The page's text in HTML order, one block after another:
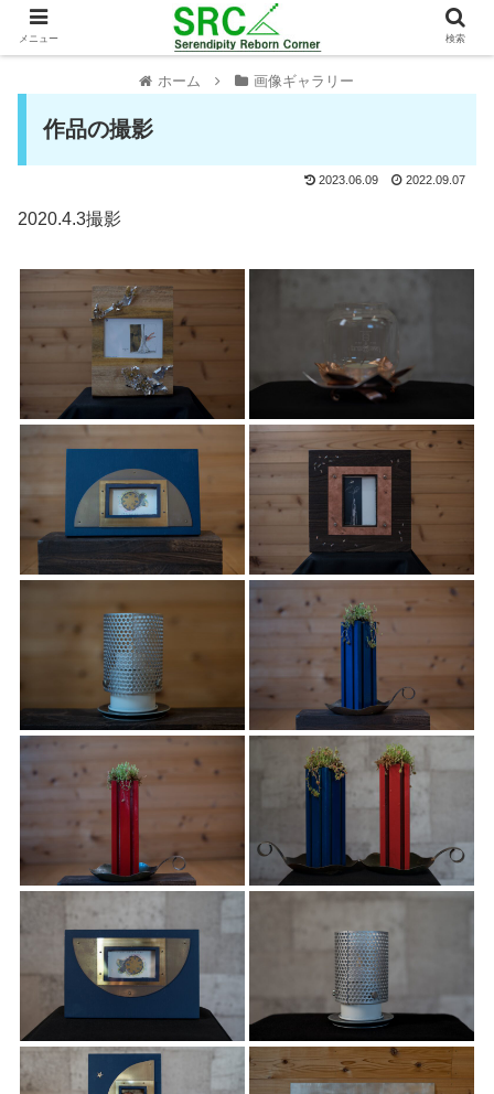
ホーム 画像ギャラリー
作品の撮影
2023.06.09 2022.09.07
2020.4.3撮影
メニュー 検索